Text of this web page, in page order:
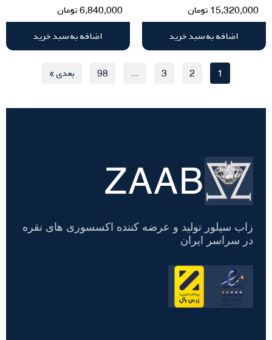
15,320,000 تومان
اضافه به سبد خرید
6,840,000تومان
اضافه به سبد خرید
1
2
3
…
98 بعدی »
تسویه
حساب
ZAAB
زاب سیلور تولید و عرضه کننده اکسسوری های نقره
در سراسر ایران